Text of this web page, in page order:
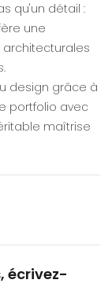
qu'un détail :
une
design grâce à
portfolio avec
maîtrise
écrivez-